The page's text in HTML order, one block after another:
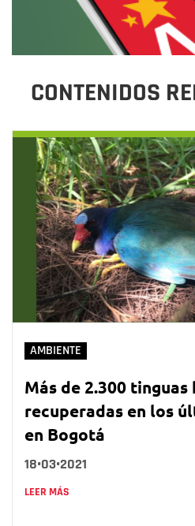
CONTENIDOS
AMBIENTE
Más de 2.300 tinguas
recuperadas en los
en Bogotá
18•03•2021
LEER MÁS